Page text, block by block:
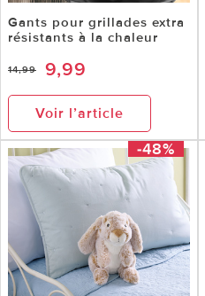
Gants pour grillades extra
résistants à la chaleur
14,99 9,99
Voir l’article
-48%